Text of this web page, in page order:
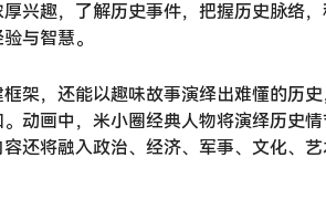
兴趣，了解历史事件，把握历史脉络
与智慧。
架，还能以趣味故事演绎出难懂的历
动画中，米小圈经典人物将演绎历史
还将融入政治、经济、军事、文化、